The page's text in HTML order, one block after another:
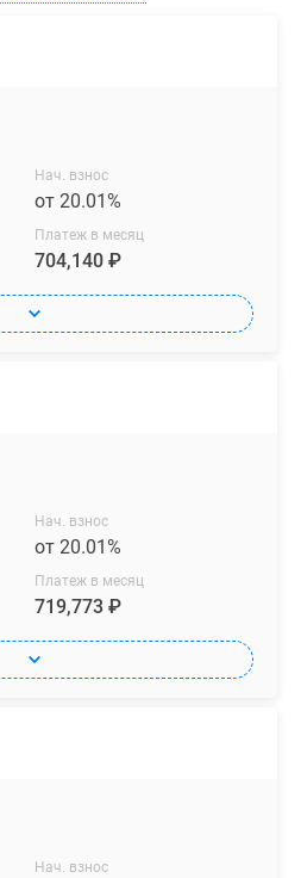
Нач. взнос
от 20.01%
Платеж в месяц
704,140 ₽
Нач. взнос
от 20.01%
Платеж в месяц
719,773 ₽
Нач. взнос